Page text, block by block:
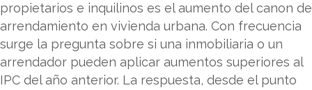
propietarios e inquilinos es el aumento del canon de
arrendamiento en vivienda urbana. Con frecuencia
surge la pregunta sobre si una inmobiliaria o un
arrendador pueden aplicar aumentos superiores al
IPC del año anterior. La respuesta, desde el punto